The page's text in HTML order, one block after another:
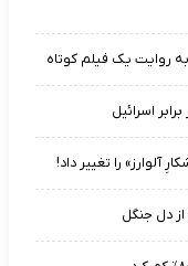
روایت یک فیلم کوتاه
اسرائیل